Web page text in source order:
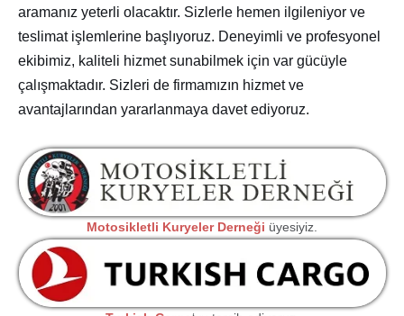
aramanız yeterli olacaktır. Sizlerle hemen ilgileniyor ve
teslimat işlemlerine başlıyoruz. Deneyimli ve profesyonel
ekibimiz, kaliteli hizmet sunabilmek için var gücüyle
çalışmaktadır. Sizleri de firmamızın hizmet ve
avantajlarından yararlanmaya davet ediyoruz.
Motosikletli Kuryeler Derneği üyesiyiz.